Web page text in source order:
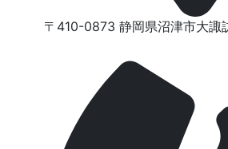
〒410-0873 静岡県沼津市⼤諏